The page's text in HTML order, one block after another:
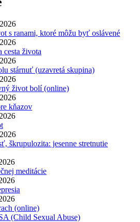
s ranami, ktoré môžu byť oslávené
cesta života
stárnuť (uzavretá skupina)
život bolí (online)
kňazov
škrupulozita: jesenne stretnutie
meditácie
(online)
(Child Sexual Abuse)